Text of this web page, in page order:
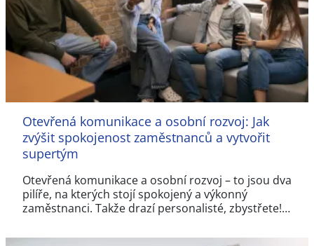
Otevřená komunikace a osobní rozvoj: Jak
zvýšit spokojenost zaměstnanců a vytvořit
supertým
Otevřená komunikace a osobní rozvoj – to jsou dva
pilíře, na kterých stojí spokojený a výkonný
zaměstnanci. Takže drazí personalisté, zbystřete!…